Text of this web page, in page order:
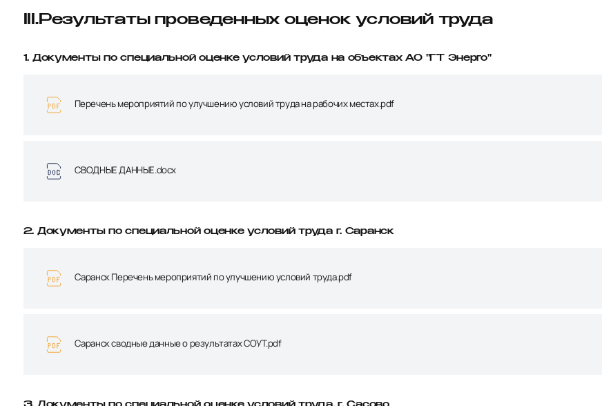
III.Результаты проведенных оценок условий труда
1. Документы по специальной оценке условий труда на объектах АО "ГТ Энерго"
Перечень мероприятий по улучшению условий труда на рабочих местах.pdf
СВОДНЫЕ ДАННЫЕ.docx
2. Документы по специальной оценке условий труда г. Саранск
Саранск Перечень мероприятий по улучшению условий труда.pdf
Саранск сводные данные о результатах СОУТ.pdf